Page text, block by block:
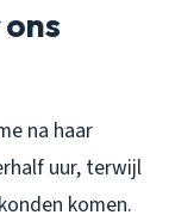
na haar
uur, terwijl
komen.